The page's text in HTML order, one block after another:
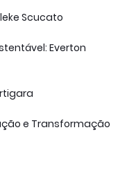
Scucato
Everton
e Transformação